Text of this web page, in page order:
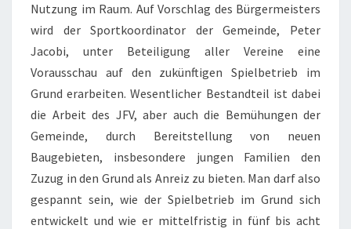
Nutzung im Raum. Auf Vorschlag des Bürgermeisters
wird der Sportkoordinator der Gemeinde, Peter
Jacobi, unter Beteiligung aller Vereine eine
Vorausschau auf den zukünftigen Spielbetrieb im
Grund erarbeiten. Wesentlicher Bestandteil ist dabei
die Arbeit des JFV, aber auch die Bemühungen der
Gemeinde, durch Bereitstellung von neuen
Baugebieten, insbesondere jungen Familien den
Zuzug in den Grund als Anreiz zu bieten. Man darf also
gespannt sein, wie der Spielbetrieb im Grund sich
entwickelt und wie er mittelfristig in fünf bis acht